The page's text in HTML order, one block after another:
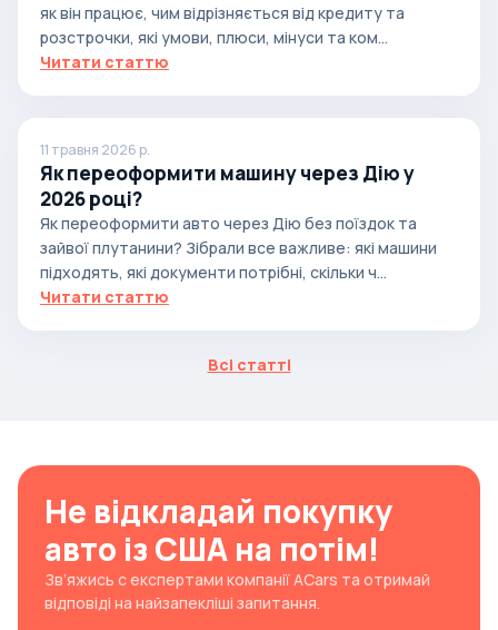
як він працює, чим відрізняється від кредиту та
розстрочки, які умови, плюси, мінуси та ком...
Читати статтю
11 травня 2026 р.
Як переоформити машину через Дію у
2026 році?
Як переоформити авто через Дію без поїздок та
зайвої плутанини? Зібрали все важливе: які машини
підходять, які документи потрібні, скільки ч...
Читати статтю
Всі статті
Не відкладай покупку
авто із США на потім!
Зв’яжись с експертами компанії ACars та отримай
відповіді на найзапекліші запитання.